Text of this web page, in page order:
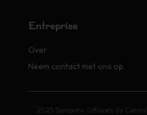
Entreprise
Over
Neem contact met ons op
2025 Tampons Officiels de